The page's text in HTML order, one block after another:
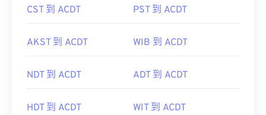
CST 到 ACDT PST 到 ACDT
AKST 到 ACDT WIB 到 ACDT
NDT 到 ACDT ADT 到 ACDT
HDT 到 ACDT WIT 到 ACDT